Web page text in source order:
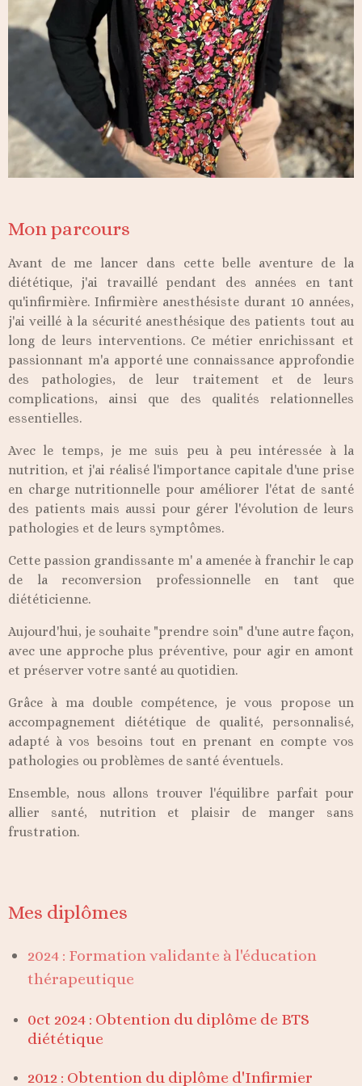
Mon parcours
Avant de me lancer dans cette belle aventure de la
diététique, j'ai travaillé pendant des années en tant
qu'infirmière. Infirmière anesthésiste durant 10 années,
j'ai veillé à la sécurité anesthésique des patients tout au
long de leurs interventions. Ce métier enrichissant et
passionnant m'a apporté une connaissance approfondie
des pathologies, de leur traitement et de leurs
complications, ainsi que des qualités relationnelles
essentielles.
Avec le temps, je me suis peu à peu intéressée à la
nutrition, et j'ai réalisé l'importance capitale d'une prise
en charge nutritionnelle pour améliorer l'état de santé
des patients mais aussi pour gérer l'évolution de leurs
pathologies et de leurs symptômes.
Cette passion grandissante m' a amenée à franchir le cap
de la reconversion professionnelle en tant que
diététicienne.
Aujourd'hui, je souhaite "prendre soin" d'une autre façon,
avec une approche plus préventive, pour agir en amont
et préserver votre santé au quotidien.
Grâce à ma double compétence, je vous propose un
accompagnement diététique de qualité, personnalisé,
adapté à vos besoins tout en prenant en compte vos
pathologies ou problèmes de santé éventuels.
Ensemble, nous allons trouver l'équilibre parfait pour
allier santé, nutrition et plaisir de manger sans
frustration.
Mes diplômes
2024 : Formation validante à l'éducation
thérapeutique
0ct 2024 : Obtention du diplôme de BTS
diététique
2012 : Obtention du diplôme d'Infirmier